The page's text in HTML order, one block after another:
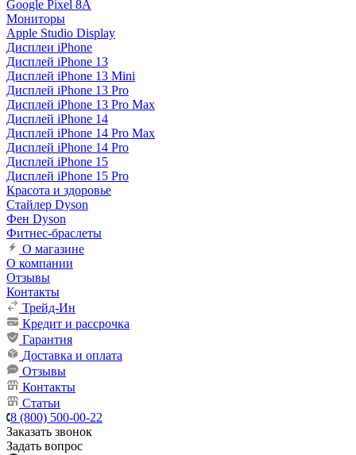
Google Pixel 8A
Мониторы
Apple Studio Display
Дисплеи iPhone
Дисплей iPhone 13
Дисплей iPhone 13 Mini
Дисплей iPhone 13 Pro
Дисплей iPhone 13 Pro Max
Дисплей iPhone 14
Дисплей iPhone 14 Pro Max
Дисплей iPhone 14 Pro
Дисплей iPhone 15
Дисплей iPhone 15 Pro
Красота и здоровье
Стайлер Dyson
Фен Dyson
Фитнес-браслеты
О магазине
О компании
Отзывы
Контакты
Трейд-Ин
Кредит и рассрочка
Гарантия
Доставка и оплата
Отзывы
Контакты
Статьи
8 (800) 500-00-22
Заказать звонок
Задать вопрос